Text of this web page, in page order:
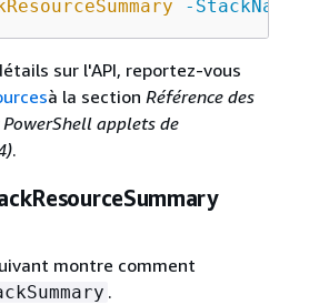
-StackName
sur l'API, reportez-vous
à la section Référence des
applets de
.
montre comment
.